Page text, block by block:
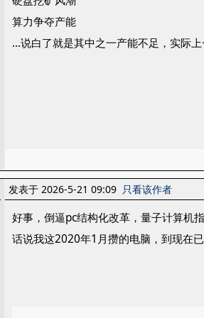
算力争夺产能
...说白了就是其中之一产能不足，实际
发表于 2026-5-21 09:09 只看该作者
好事，倒逼pc结构化改革，量子计算机
话说我这2020年1月攒的电脑，到现在